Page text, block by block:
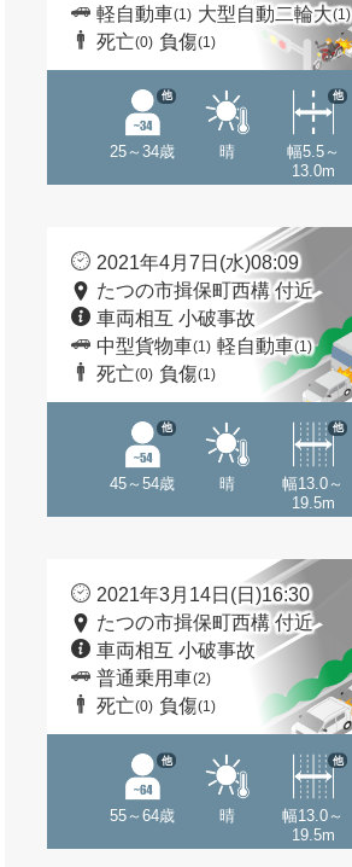
軽自動車(1) 大型自動二輪大(1)
死亡(0) 負傷(1)
25～34歳
他
晴
幅5.5～
13.0m
他
2021年4月7日(水)08:09
たつの市揖保町西構 付近
車両相互 小破事故
中型貨物車(1) 軽自動車(1)
死亡(0) 負傷(1)
45～54歳
他
晴
幅13.0～
19.5m
他
2021年3月14日(日)16:30
たつの市揖保町西構 付近
車両相互 小破事故
普通乗用車(2)
死亡(0) 負傷(1)
55～64歳
他
晴
幅13.0～
19.5m
他